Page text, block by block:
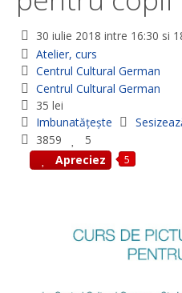
30 iulie 2018 intre 16:30 si
Atelier, curs
Centrul Cultural German
Centrul Cultural German
35 lei
Imbunatățește
3859
5
Apreciez
5